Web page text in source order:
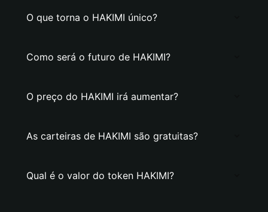
O que torna o HAKIMI único?
Como será o futuro de HAKIMI?
O preço do HAKIMI irá aumentar?
As carteiras de HAKIMI são gratuitas?
Qual é o valor do token HAKIMI?